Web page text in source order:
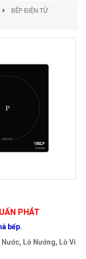
BẾP ĐIỆN TỪ
PHÁT
bếp.
Lò Nướng, Lò Vi